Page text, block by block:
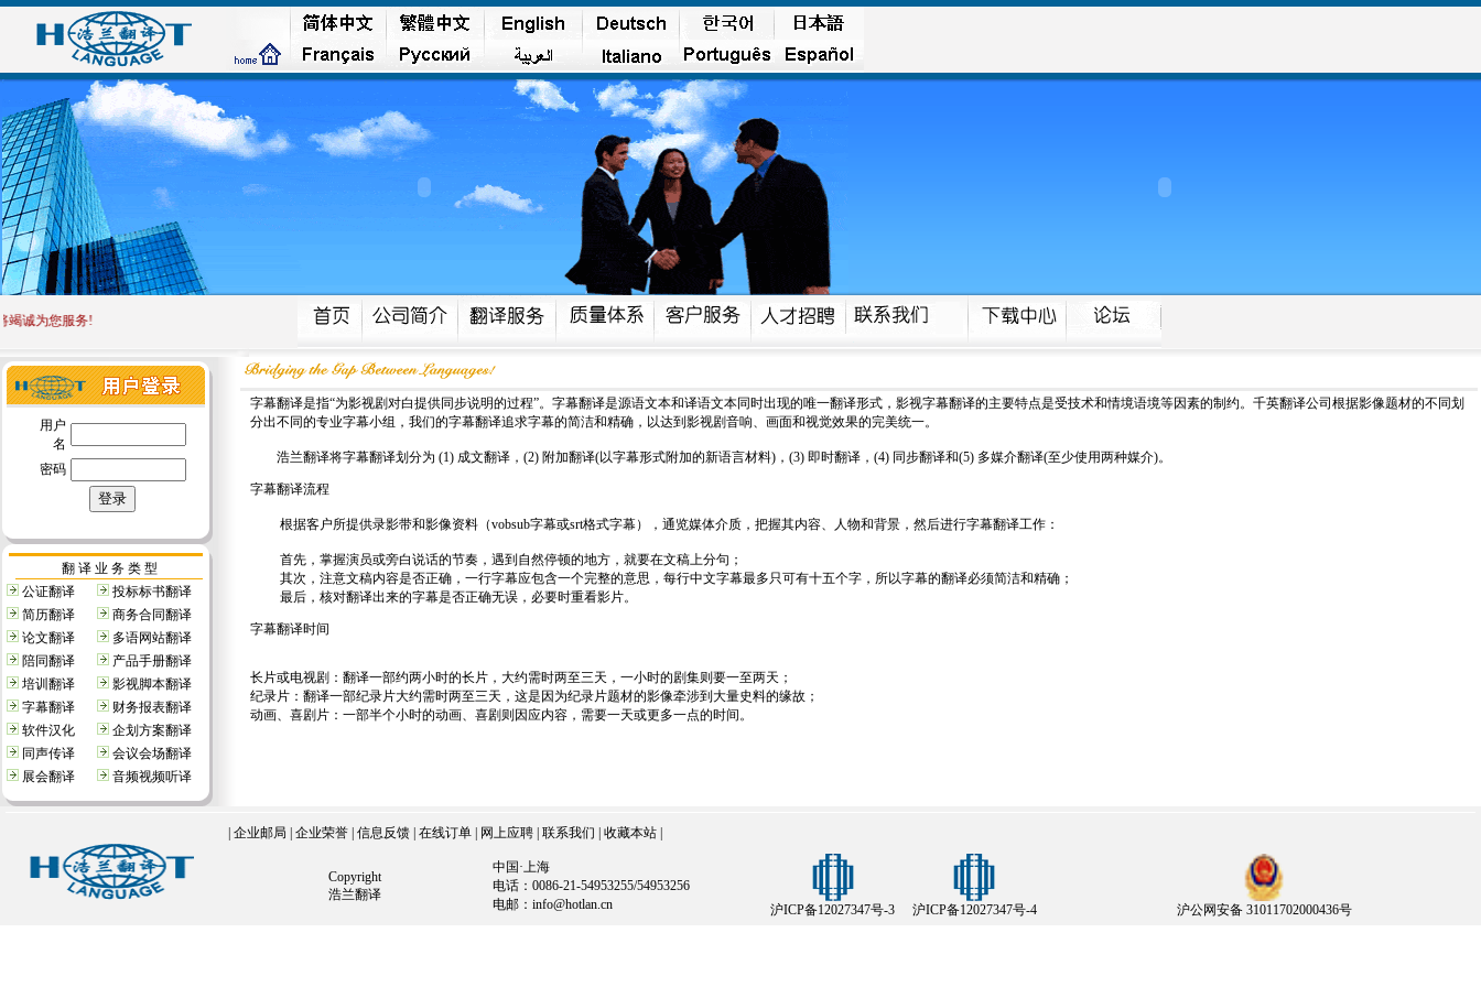
诚为您服务!
用户
名
密码
翻 译 业 务 类 型
公证翻译
投标标书翻译
简历翻译
商务合同翻译
论文翻译
多语网站翻译
陪同翻译
产品手册翻译
培训翻译
影视脚本翻译
字幕翻译
财务报表翻译
软件汉化
企划方案翻译
同声传译
会议会场翻译
展会翻译
音频视频听译
字幕翻译是指“为影视剧对白提供同步说明的过程”。字幕翻译是源语文本和译语文本同时出现的唯一翻译形式，影视字幕翻译的主要特点是受技术和情境语境等因素的制约。千英翻译公司根据影像题材的不同划
分出不同的专业字幕小组，我们的字幕翻译追求字幕的简洁和精确，以达到影视剧音响、画面和视觉效果的完美统一。
浩兰翻译将字幕翻译划分为 (1) 成文翻译，(2) 附加翻译(以字幕形式附加的新语言材料)，(3) 即时翻译，(4) 同步翻译和(5) 多媒介翻译(至少使用两种媒介)。
字幕翻译流程
根据客户所提供录影带和影像资料（vobsub字幕或srt格式字幕），通览媒体介质，把握其内容、人物和背景，然后进行字幕翻译工作：
首先，掌握演员或旁白说话的节奏，遇到自然停顿的地方，就要在文稿上分句；
其次，注意文稿内容是否正确，一行字幕应包含一个完整的意思，每行中文字幕最多只可有十五个字，所以字幕的翻译必须简洁和精确；
最后，核对翻译出来的字幕是否正确无误，必要时重看影片。
字幕翻译时间
长片或电视剧：翻译一部约两小时的长片，大约需时两至三天，一小时的剧集则要一至两天；
纪录片：翻译一部纪录片大约需时两至三天，这是因为纪录片题材的影像牵涉到大量史料的缘故；
动画、喜剧片：一部半个小时的动画、喜剧则因应内容，需要一天或更多一点的时间。
企业邮局 企业荣誉 信息反馈 在线订单 网上应聘 联系我们 收藏本站
Copyright
浩兰翻译
中国·上海
电话：0086-21-54953255/54953256
电邮：info@hotlan.cn
沪ICP备12027347号-3 沪ICP备12027347号-4 沪公网安备 31011702000436号